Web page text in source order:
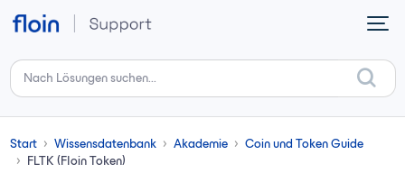
Zum hauptsächlichen Inhalt gehen
Start Wissensdatenbank Akademie
Coin und Token Guide
FLTK (Floin Token)